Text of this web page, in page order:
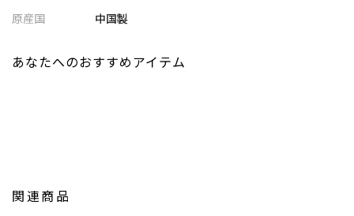
【画像に関するご注意】
※商品の色味につきまして、お客様のお使いのPCのモニター環
原産国
中国製
関連商品
あなたへのおすすめアイテム